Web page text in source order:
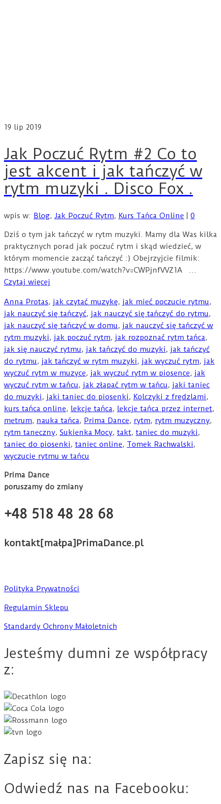
19 lip 2019
Jak Poczuć Rytm #2 Co to
jest akcent i jak tańczyć w
rytm muzyki . Disco Fox .
wpis w: Blog, Jak Poczuć Rytm, Kurs Tańca Online 0
Dziś o tym jak tańczyć w rytm muzyki. Mamy dla Was kilka
praktycznych porad jak poczuć rytm i skąd wiedzieć, w
którym momencie zacząć tańczyć :) Obejrzyjcie filmik:
https://www.youtube.com/watch?v=CWPjnfVVZ1A …
Czytaj więcej
Anna Protas, jak czytać muzykę, jak mieć poczucie rytmu,
jak nauczyć się tańczyć, jak nauczyć się tańczyć do rytmu,
jak nauczyć się tańczyć w domu, jak nauczyć się tańczyć w
rytm muzyki, jak poczuć rytm, jak rozpoznać rytm tańca,
jak się nauczyć rytmu, jak tańczyć do muzyki, jak tańczyć
do rytmu, jak tańczyć w rytm muzyki, jak wyczuć rytm, jak
wyczuć rytm w muzyce, jak wyczuć rytm w piosence, jak
wyczuć rytm w tańcu, jak złapać rytm w tańcu, jaki taniec
do muzyki, jaki taniec do piosenki, Kolczyki z frędzlami,
kurs tańca online, lekcje tańca, lekcje tańca przez internet,
metrum, nauka tańca, Prima Dance, rytm, rytm muzyczny,
rytm taneczny, Sukienka Mocy, takt, taniec do muzyki,
taniec do piosenki, taniec online, Tomek Rachwalski,
wyczucie rytmu w tańcu
Prima Dance
poruszamy do zmiany
+48 518 48 28 68
kontakt[małpa]PrimaDance.pl
Polityka Prywatności
Regulamin Sklepu
Standardy Ochrony Małoletnich
Jesteśmy dumni ze współpracy
z:
Zapisz się na:
Odwiedź nas na Facebooku: